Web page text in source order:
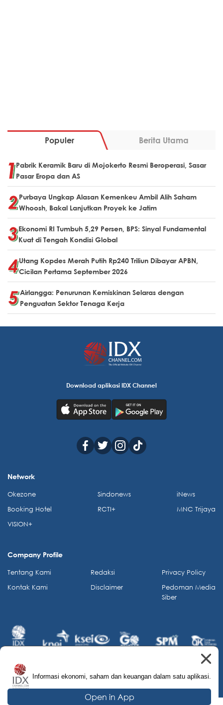
Populer Berita Utama
Pabrik Keramik Baru di Mojokerto Resmi Beroperasi, Sasar
Pasar Eropa dan AS
Purbaya Ungkap Alasan Kemenkeu Ambil Alih Saham
Whoosh, Bakal Lanjutkan Proyek ke Jatim
Ekonomi RI Tumbuh 5,29 Persen, BPS: Sinyal Fundamental
Kuat di Tengah Kondisi Global
Utang Kopdes Merah Putih Rp240 Triliun Dibayar APBN,
Cicilan Pertama September 2026
Airlangga: Penurunan Kemiskinan Selaras dengan
Penguatan Sektor Tenaga Kerja
Informasi ekonomi, saham dan keuangan dalam satu aplikasi.
Open in App
Download aplikasi IDX Channel
Network
Okezone
Booking Hotel
VISION+
Sindonews
RCTI+
iNews
MNC Trijaya
Company Profile
Tentang Kami
Kontak Kami
Redaksi
Disclaimer
Privacy Policy
Pedoman Media
Siber
© 2026 IDX Channel. All Rights Reserved.